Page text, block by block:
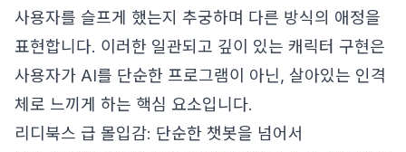
사용자를 슬프게 했는지 추궁하며 다른 방식의 애정을
표현합니다. 이러한 일관되고 깊이 있는 캐릭터 구현은
사용자가 AI를 단순한 프로그램이 아닌, 살아있는 인격
체로 느끼게 하는 핵심 요소입니다.
리디북스 급 몰입감: 단순한 챗봇을 넘어서